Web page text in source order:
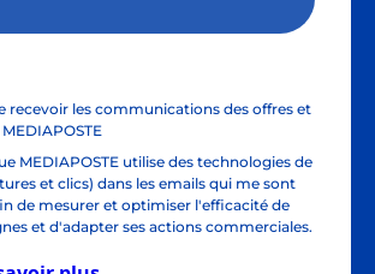
et clics) dans les emails qui me sont
de mesurer et optimiser l'efficacité de
et d'adapter ses actions commerciales.